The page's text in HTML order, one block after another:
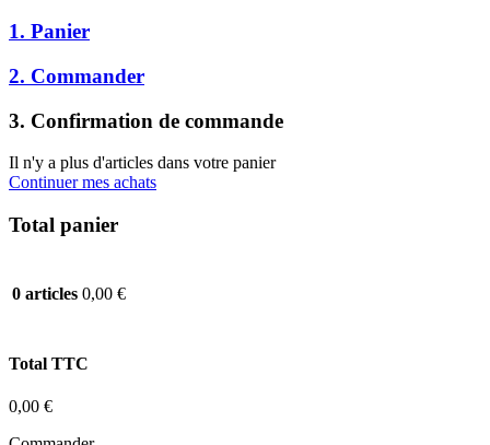
1. Panier
2. Commander
3. Confirmation de commande
Il n'y a plus d'articles dans votre panier
Continuer mes achats
Total panier
0 articles 0,00 €
Total TTC
0,00 €